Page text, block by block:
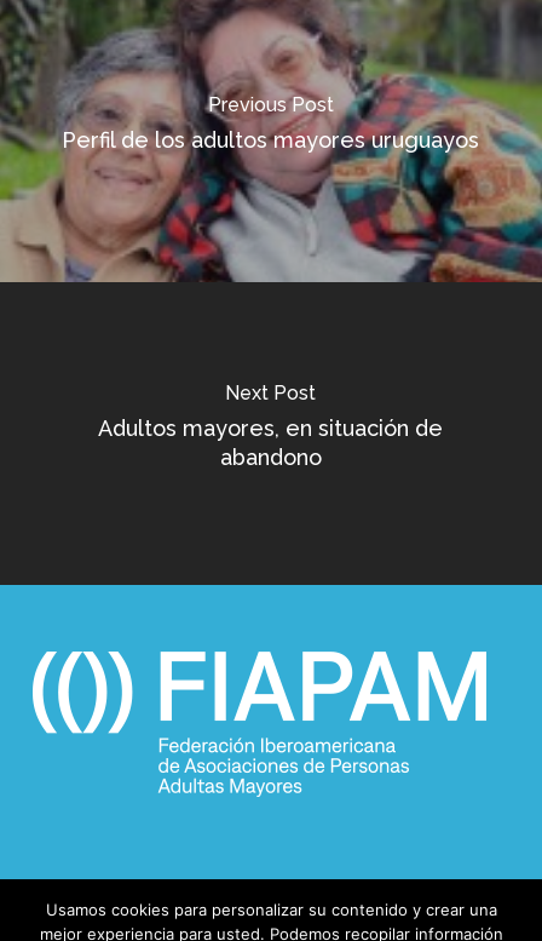
Previous Post
Perfil de los adultos mayores uruguayos
Next Post
Adultos mayores, en situación de
abandono
Usamos cookies para personalizar su contenido y crear una
mejor experiencia para usted. Podemos recopilar información